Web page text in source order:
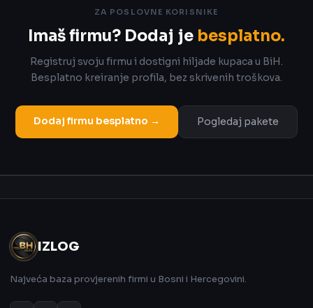
ZA POSLOVNE KORISNIKE
Imaš firmu? Dodaj je besplatno.
Registruj svoju firmu i dostigni hiljade kupaca u BiH.
Besplatno kreiranje profila, bez skrivenih troškova.
Dodaj firmu besplatno → Pogledaj pakete
IZLOG
Najveća baza provjerenih firmi u Bosni i Hercegovini.